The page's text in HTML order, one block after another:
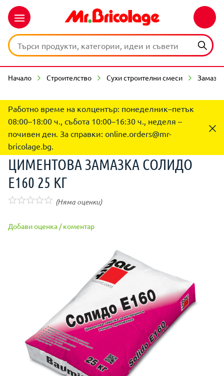
Начало Строителство Сухи строителни смеси
Работно време на колцентър: понеделник–петък
08:00–18:00 ч., събота 10:00–16:30 ч., неделя –
почивен ден. За справки: online.orders@mr-
bricolage.bg.
ЦИМЕНТОВА ЗАМАЗКА СОЛИДО
Е160 25 КГ
(Няма оценки)
Добави оценка / коментар